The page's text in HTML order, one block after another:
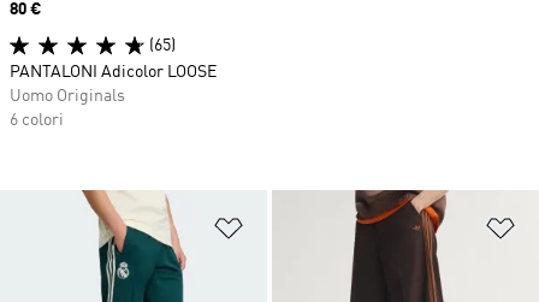
Aggiungi alla lista dei desideri
Price
80 €
(65)
PANTALONI Adicolor LOOSE
Uomo Originals
6 colori